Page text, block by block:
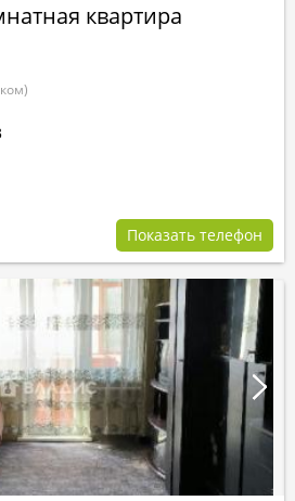
квартира
Показать телефон